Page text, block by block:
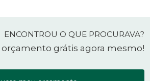
ENCONTROU O QUE PROCURAVA?
orçamento grátis agora mesmo!